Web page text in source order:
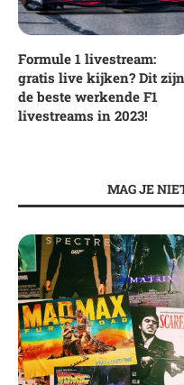
Formule 1 livestream:
gratis live kijken? Dit zijn
de beste werkende F1
livestreams in 2023!
MAG JE